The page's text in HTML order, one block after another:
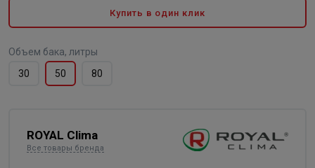
Купить в один клик
Объем бака, литры
30
50 80
ROYAL Clima
Все товары бренда